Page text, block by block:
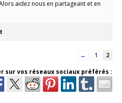
aidez nous en partageant et en
← 1
2
sur vos réseaux sociaux préférés :